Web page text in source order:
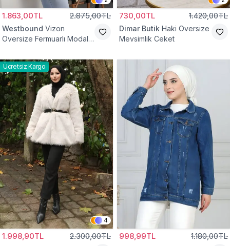
1.863,00TL 2.875,00TL
Westbound Vizon
Oversize Fermuarlı Modal
730,00TL 1.420,00TL
Dimar Butik Haki Oversize
Mevsimlik Ceket
Ücretsiz Kargo
4
1.998,90TL 2.300,00TL 998,99TL 1.180,00TL